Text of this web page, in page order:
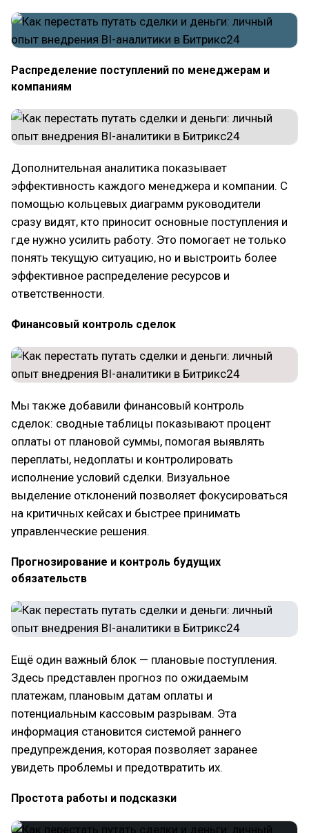
Распределение поступлений по менеджерам и
компаниям
Дополнительная аналитика показывает
эффективность каждого менеджера и компании. С
помощью кольцевых диаграмм руководители
сразу видят, кто приносит основные поступления и
где нужно усилить работу. Это помогает не только
понять текущую ситуацию, но и выстроить более
эффективное распределение ресурсов и
ответственности.
Финансовый контроль сделок
Мы также добавили финансовый контроль
сделок: сводные таблицы показывают процент
оплаты от плановой суммы, помогая выявлять
переплаты, недоплаты и контролировать
исполнение условий сделки. Визуальное
выделение отклонений позволяет фокусироваться
на критичных кейсах и быстрее принимать
управленческие решения.
Прогнозирование и контроль будущих
обязательств
Ещё один важный блок — плановые поступления.
Здесь представлен прогноз по ожидаемым
платежам, плановым датам оплаты и
потенциальным кассовым разрывам. Эта
информация становится системой раннего
предупреждения, которая позволяет заранее
увидеть проблемы и предотвратить их.
Простота работы и подсказки